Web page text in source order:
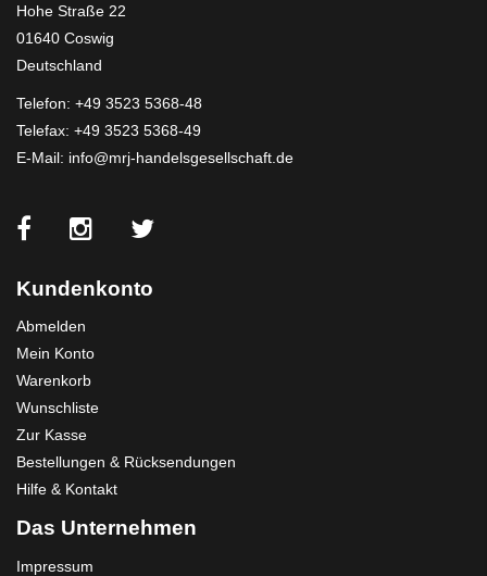
Hohe Straße 22
01640 Coswig
Deutschland
Telefon: +49 3523 5368-48
Telefax: +49 3523 5368-49
E-Mail: info@mrj-handelsgesellschaft.de
Kundenkonto
Abmelden
Mein Konto
Warenkorb
Wunschliste
Zur Kasse
Bestellungen & Rücksendungen
Hilfe & Kontakt
Das Unternehmen
Impressum